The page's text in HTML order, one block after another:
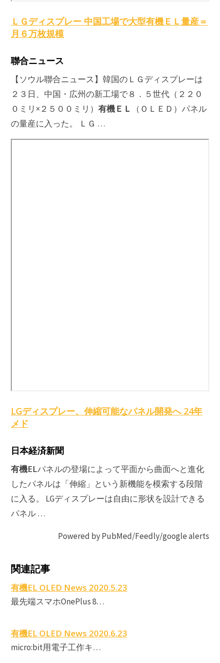
ＬＧディスプレー 中国工場で大型有機ＥＬ量産＝
月６万枚規模
聯合ニュース
【ソウル聯合ニュース】韓国のＬＧディスプレーは
２３日、中国・広州の新工場で８．５世代（２２０
０ミリ×２５００ミリ） 有機ＥＬ
（ＯＬＥＤ）パネル
の量産に入った。 ＬＧ …
LGディスプレー、伸縮可能なパネル開発へ 24年
メド
日本経済新聞
有機ELパネルの登場によって平面から曲面へと進化
したパネルは「伸縮」という新機能を模索する段階
に入る。 LGディスプレーは自由に形状を設計できる
パネル …
Powered by PubMed/Feedly/google alerts
関連記事
有機EL OLED News 2020.5.23
最先端スマホOnePlus 8…
有機EL OLED News 2020.6.23
micro:bit用電子工作キ…